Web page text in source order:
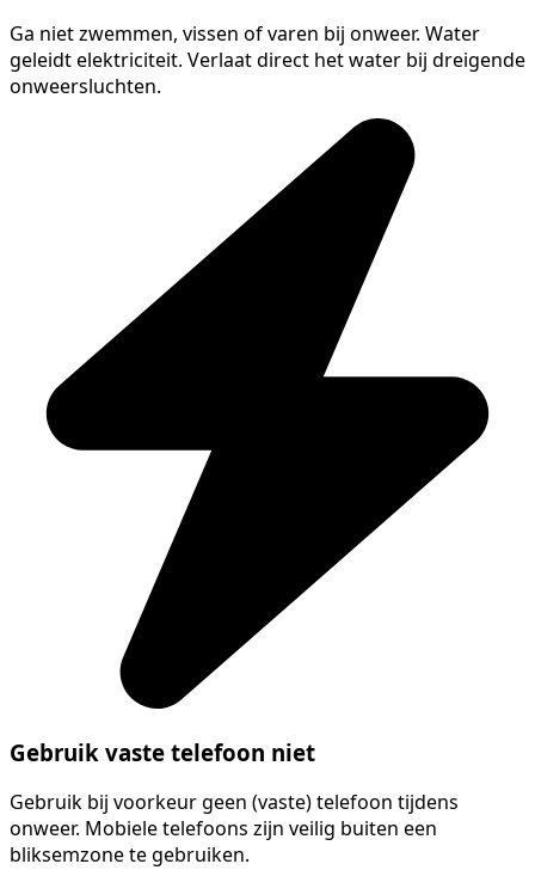
Ga niet zwemmen, vissen of varen bij onweer. Water
geleidt elektriciteit. Verlaat direct het water bij dreigende
onweersluchten.
Gebruik vaste telefoon niet
Gebruik bij voorkeur geen (vaste) telefoon tijdens
onweer. Mobiele telefoons zijn veilig buiten een
bliksemzone te gebruiken.